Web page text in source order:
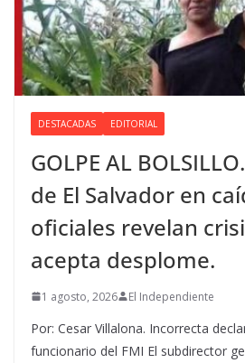
DESTACADAS EDITORIAL
GOLPE AL
de El Salvador en
oficiales revelan
acepta desplome.
1 agosto, 2026 El Independiente
Por: Cesar Villalona. Incorrecta
funcionario del FMI El subdirector